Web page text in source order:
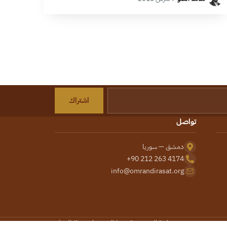
ولدته اتفاقات خفض التصعيد، وافتراض…
اشتراك
تواصل
دمشق — سوريا
+90 212 263 4174
info@omrandirasat.org
سياسة الخصوصيةشروط الاستخدامخريطة الموقع